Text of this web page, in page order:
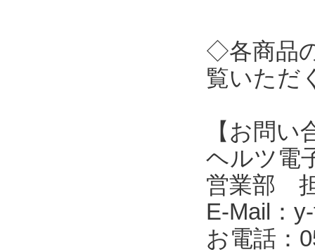
◇各商品
覧いただ
【お問い
ヘルツ電
営業部
E-Mail：
お電話：